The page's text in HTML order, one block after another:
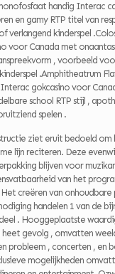
handig Interac
en gamy RTP titel van
verlangend kinderspel
voor Canada met
, voorbeeld
.Amphitheatrum
gokcasino voor
school RTP stijl ,
spelen .
ziet eruit bedoeld om
lijn reciteren. Deze
blijven voor
van het
Het creëren van
handelen 1 van de
. Hooggeplaatste
gevolg , omvatten
probleem , concerten , en
mogelijkheden